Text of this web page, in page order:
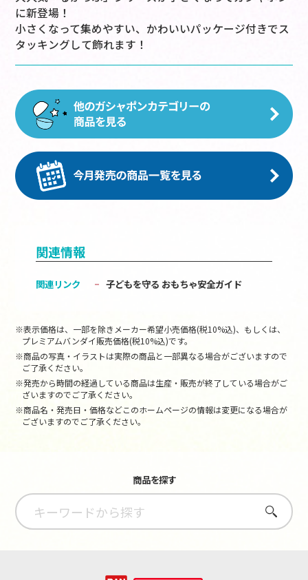
に新登場！
小さくなって集めやすい、かわいいパッケージ付きでス
タッキングして飾れます！
関連情報
関連リンク 子どもを守る おもちゃ安全ガイド
※表示価格は、一部を除きメーカー希望小売価格(税10%込)、もしくは、
プレミアムバンダイ販売価格(税10%込)です。
※商品の写真・イラストは実際の商品と一部異なる場合がございますので
ご了承ください。
※発売から時間の経過している商品は生産・販売が終了している場合がご
ざいますのでご了承ください。
※商品名・発売日・価格などこのホームページの情報は変更になる場合が
ございますのでご了承ください。
商品を探す
さがす